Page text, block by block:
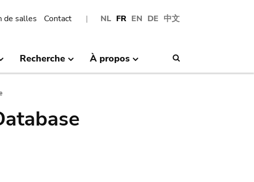
NL FR EN DE 中文
de salles Contact
Recherche À propos